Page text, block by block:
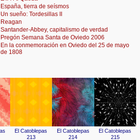
España, tierra de seísmos
Un sueño: Tordesillas II
Reagan
Santander-Abbey, capitalismo de verdad
Pregón Semana Santa de Oviedo 2006
En la conmemoración en Oviedo del 25 de mayo
de 1808